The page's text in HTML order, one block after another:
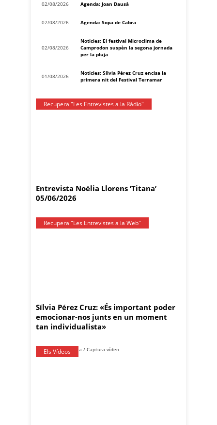
02/08/2026 Agenda: Joan Dausà
02/08/2026 Agenda: Sopa de Cabra
02/08/2026
Notícies: El festival Microclima de
Camprodon suspèn la segona jornada
per la pluja
01/08/2026
Notícies: Sílvia Pérez Cruz encisa la
primera nit del Festival Terramar
Recupera "Les Entrevistes a la Ràdio"
Entrevista Noèlia Llorens ‘Titana’
05/06/2026
Recupera "Les Entrevistes a la Web"
Sílvia Pérez Cruz: «És important poder
emocionar-nos junts en un moment
tan individualista»
Els Vídeos